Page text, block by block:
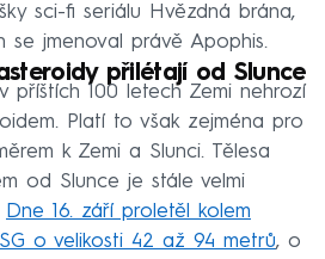
sci-fi seriálu Hvězdná brána,
se jmenoval právě Apophis.
přilétají od Slunce
příštích 100 letech Zemi nehrozí
Platí to však zejména pro
k Zemi a Slunci. Tělesa
od Slunce je stále velmi
Dne 16. září proletěl kolem
o velikosti 42 až 94 metrů, o